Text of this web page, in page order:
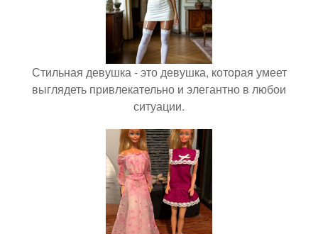
Стильная девушка - это девушка, которая умеет
выглядеть привлекательно и элегантно в любои
ситуации.